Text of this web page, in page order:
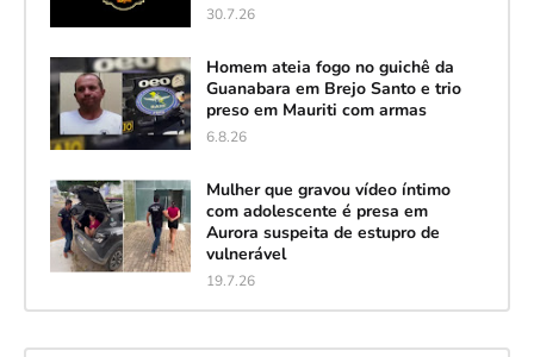
30.7.26
Homem ateia fogo no guichê da
Guanabara em Brejo Santo e trio
preso em Mauriti com armas
6.8.26
Mulher que gravou vídeo íntimo
com adolescente é presa em
Aurora suspeita de estupro de
vulnerável
19.7.26